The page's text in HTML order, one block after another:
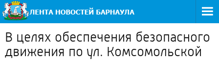
В целях обеспечения безопасного
движения по ул. Комсомольской